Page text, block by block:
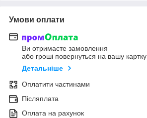
Умови оплати
Ви отримаєте замовлення
або гроші повернуться на вашу картку
Детальніше
Оплатити частинами
Післяплата
Оплата на рахунок